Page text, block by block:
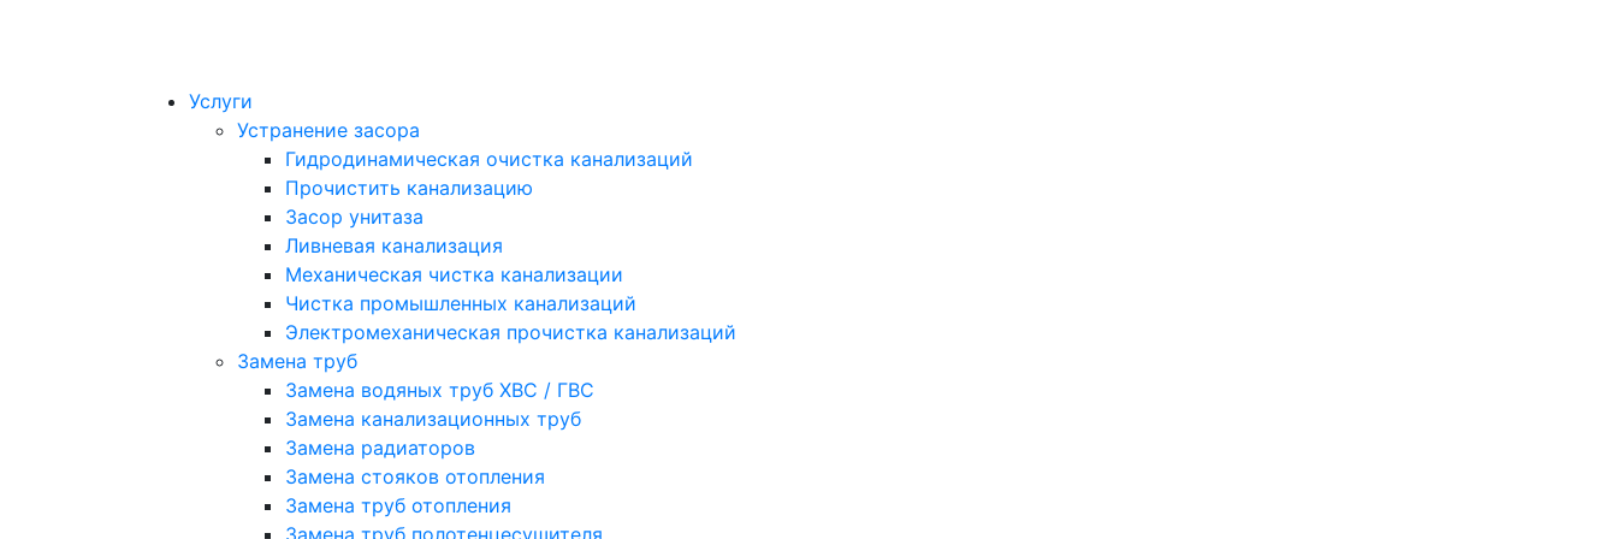
Услуги
Устранение засора
Гидродинамическая очистка канализаций
Прочистить канализацию
Засор унитаза
Ливневая канализация
Механическая чистка канализации
Чистка промышленных канализаций
Электромеханическая прочистка канализаций
Замена труб
Замена водяных труб ХВС / ГВС
Замена канализационных труб
Замена радиаторов
Замена стояков отопления
Замена труб отопления
Замена труб полотенцесушителя